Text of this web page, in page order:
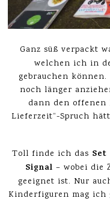
Ganz süß verpackt
welchen ich in
gebrauchen
noch länger
dann den offenen
Lieferzeit“-Spruch
Toll finde ich das
Signal – wobei die
geeignet ist. Nur
Kinderfiguren mag ich